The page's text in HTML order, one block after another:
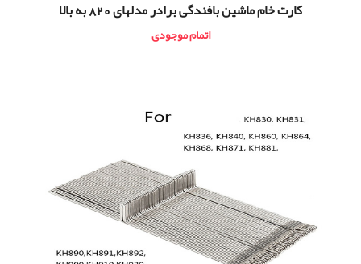
کارت خام ماشین بافندگی برادر مدلهای 820 به بالا
اتمام موجودی